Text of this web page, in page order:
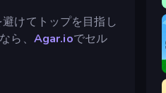
けてトップを目指し
ら、 Agar.ioでセル